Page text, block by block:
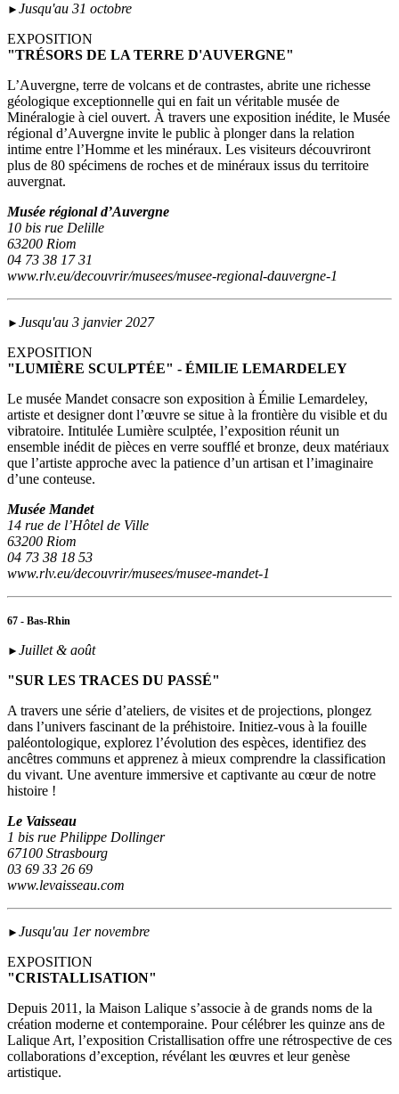
► Jusqu'au 31 octobre
EXPOSITION
"TRÉSORS DE LA TERRE D'AUVERGNE"
L’Auvergne, terre de volcans et de contrastes, abrite une richesse
géologique exceptionnelle qui en fait un véritable musée de
Minéralogie à ciel ouvert. À travers une exposition inédite, le Musée
régional d’Auvergne invite le public à plonger dans la relation
intime entre l’Homme et les minéraux. Les visiteurs découvriront
plus de 80 spécimens de roches et de minéraux issus du territoire
auvergnat.
Musée régional d’Auvergne
10 bis rue Delille
63200 Riom
04 73 38 17 31
www.rlv.eu/decouvrir/musees/musee-regional-dauvergne-1
► Jusqu'au 3 janvier 2027
EXPOSITION
"LUMIÈRE SCULPTÉE" - ÉMILIE LEMARDELEY
Le musée Mandet consacre son exposition à Émilie Lemardeley,
artiste et designer dont l’œuvre se situe à la frontière du visible et du
vibratoire. Intitulée Lumière sculptée, l’exposition réunit un
ensemble inédit de pièces en verre soufflé et bronze, deux matériaux
que l’artiste approche avec la patience d’un artisan et l’imaginaire
d’une conteuse.
Musée Mandet
14 rue de l’Hôtel de Ville
63200 Riom
04 73 38 18 53
www.rlv.eu/decouvrir/musees/musee-mandet-1
67 - Bas-Rhin
► Juillet & août
"SUR LES TRACES DU PASSÉ"
A travers une série d’ateliers, de visites et de projections, plongez
dans l’univers fascinant de la préhistoire. Initiez-vous à la fouille
paléontologique, explorez l’évolution des espèces, identifiez des
ancêtres communs et apprenez à mieux comprendre la classification
du vivant. Une aventure immersive et captivante au cœur de notre
histoire !
Le Vaisseau
1 bis rue Philippe Dollinger
67100 Strasbourg
03 69 33 26 69
www.levaisseau.com
► Jusqu'au 1er novembre
EXPOSITION
"CRISTALLISATION"
Depuis 2011, la Maison Lalique s’associe à de grands noms de la
création moderne et contemporaine. Pour célébrer les quinze ans de
Lalique Art, l’exposition Cristallisation offre une rétrospective de ces
collaborations d’exception, révélant les œuvres et leur genèse
artistique.